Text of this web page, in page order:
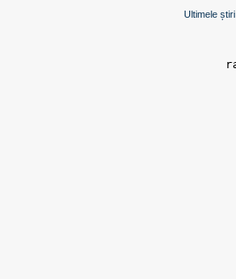
Ultimele știri